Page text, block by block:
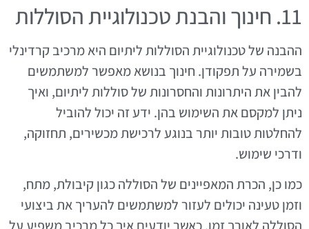
11. חינוך והבנת טכנולוגיית הסוללות
ההבנה של טכנולוגיית הסוללות ליתיום היא מרכיב קרדינלי
בשמירה על תפקודן. חינוך בנושא מאפשר למשתמשים
להבין את היתרונות והחסרונות של סוללות ליתיום, ואיך
ניתן למקסם את השימוש בהן. ידע זה יכול להוביל
להחלטות טובות יותר בנוגע לרכישת מכשירים, תחזוקה,
ודרכי שימוש.
כמו כן, הכרת המאפיינים של הסוללה כגון קיבולת, מתח,
וזמן טעינה יכולים לעזור למשתמשים להעריך את ביצועי